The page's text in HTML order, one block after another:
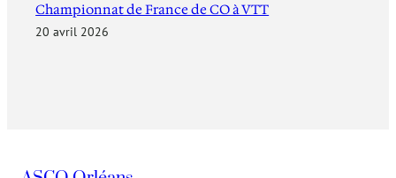
Championnat de France de CO à VTT
20 avril 2026